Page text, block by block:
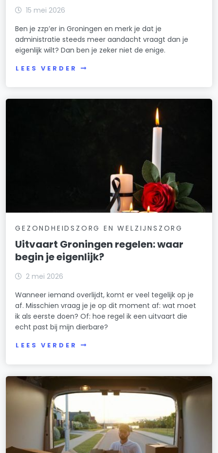
15 mei 2026
Ben je zzp’er in Groningen en merk je dat je
administratie steeds meer aandacht vraagt dan je
eigenlijk wilt? Dan ben je zeker niet de enige.
LEES VERDER
GEZONDHEIDSZORG EN WELZIJNSZORG
Uitvaart Groningen regelen: waar
begin je eigenlijk?
2 mei 2026
Wanneer iemand overlijdt, komt er veel tegelijk op je
af. Misschien vraag je je op dit moment af: wat moet
ik als eerste doen? Of: hoe regel ik een uitvaart die
echt past bij mijn dierbare?
LEES VERDER